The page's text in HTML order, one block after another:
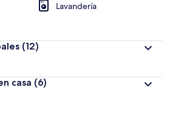
Lavandería
(12)
casa (6)